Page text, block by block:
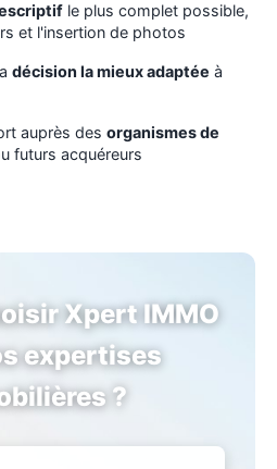
le plus complet possible,
et l'insertion de photos
décision la mieux adaptée à
auprès des organismes de
futurs acquéreurs
Xpert IMMO
expertises
?